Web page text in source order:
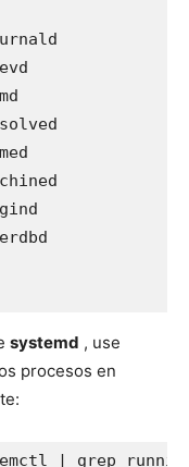
systemd , use
procesos en
| grep